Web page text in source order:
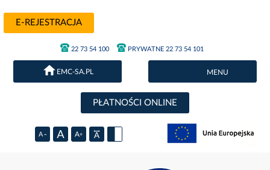
E-REJESTRACJA
22 73 54 100 PRYWATNE 22 73 54 101
EMC-SA.PL MENU
PŁATNOŚCI ONLINE